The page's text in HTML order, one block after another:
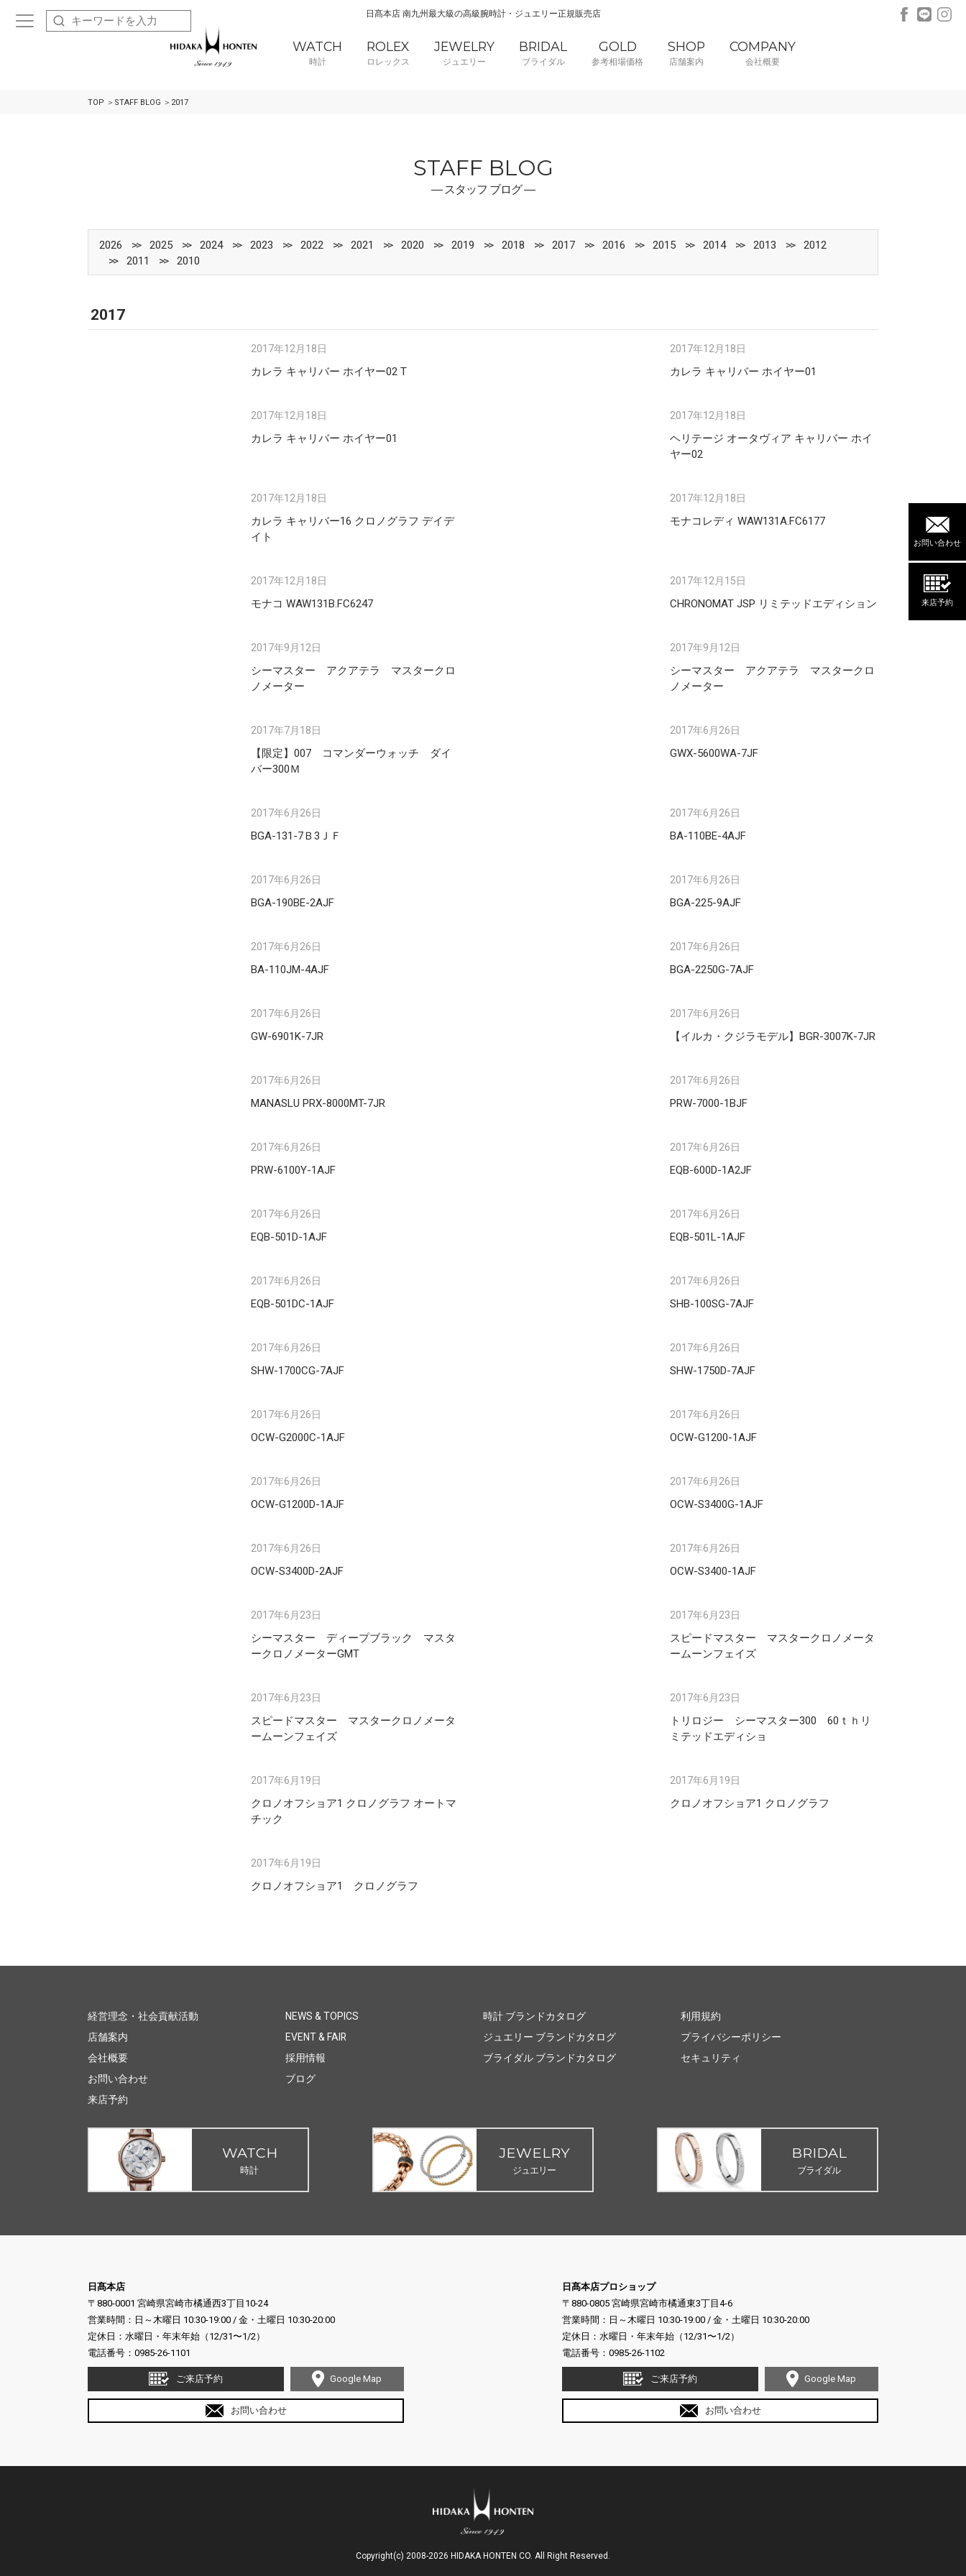
日髙本店 南九州最大級の高級腕時計・ジュエリー正規販売店
WATCH
時計
ROLEX
ロレックス
JEWELRY
ジュエリー
BRIDAL
ブライダル
GOLD
参考相場価格
SHOP
店舗案内
COMPANY
会社概要
お問い合わせ
来店予約
TOP STAFF BLOG 2017
STAFF BLOG
― スタッフ ブログ ―
2026 2025 2024 2023 2022 2021 2020 2019 2018 2017 2016 2015 2014 2013
2012
2011
2010
2017
2017年12月18日
カレラ キャリバー ホイヤー02 T
2017年12月18日
カレラ キャリバー ホイヤー01
2017年12月18日
カレラ キャリバー ホイヤー01
2017年12月18日
ヘリテージ オータヴィア キャリバー ホイ
ヤー02
2017年12月18日
カレラ キャリバー16 クロノグラフ デイデ
イト
2017年12月18日
モナコレディ WAW131A.FC6177
2017年12月18日
モナコ WAW131B.FC6247
2017年12月15日
CHRONOMAT JSP リミテッドエディション
2017年9月12日
シーマスター アクアテラ マスタークロ
ノメーター
2017年9月12日
シーマスター アクアテラ マスタークロ
ノメーター
2017年7月18日
【限定】007 コマンダーウォッチ ダイ
バー300Ｍ
2017年6月26日
GWX-5600WA-7JF
2017年6月26日
BGA-131-7Ｂ3ＪＦ
2017年6月26日
BA-110BE-4AJF
2017年6月26日
BGA-190BE-2AJF
2017年6月26日
BGA-225-9AJF
2017年6月26日
BA-110JM-4AJF
2017年6月26日
BGA-2250G-7AJF
2017年6月26日
GW-6901K-7JR
2017年6月26日
【イルカ・クジラモデル】BGR-3007K-7JR
2017年6月26日
MANASLU PRX-8000MT-7JR
2017年6月26日
PRW-7000-1BJF
2017年6月26日
PRW-6100Y-1AJF
2017年6月26日
EQB-600D-1A2JF
2017年6月26日
EQB-501D-1AJF
2017年6月26日
EQB-501L-1AJF
2017年6月26日
EQB-501DC-1AJF
2017年6月26日
SHB-100SG-7AJF
2017年6月26日
SHW-1700CG-7AJF
2017年6月26日
SHW-1750D-7AJF
2017年6月26日
OCW-G2000C-1AJF
2017年6月26日
OCW-G1200-1AJF
2017年6月26日
OCW-G1200D-1AJF
2017年6月26日
OCW-S3400G-1AJF
2017年6月26日
OCW-S3400D-2AJF
2017年6月26日
OCW-S3400-1AJF
2017年6月23日
シーマスター ディープブラック マスタ
ークロノメーターGMT
2017年6月23日
スピードマスター マスタークロノメータ
ームーンフェイズ
2017年6月23日
スピードマスター マスタークロノメータ
ームーンフェイズ
2017年6月23日
トリロジー シーマスター300 60ｔｈリ
ミテッドエディショ
2017年6月19日
クロノオフショア1 クロノグラフ オートマ
チック
2017年6月19日
クロノオフショア1 クロノグラフ
2017年6月19日
クロノオフショア1 クロノグラフ
経営理念・社会貢献活動
店舗案内
会社概要
お問い合わせ
来店予約
NEWS & TOPICS
EVENT & FAIR
採用情報
ブログ
時計 ブランドカタログ
ジュエリー ブランドカタログ
ブライダル ブランドカタログ
利用規約
プライバシーポリシー
セキュリティ
WATCH
時計
JEWELRY
ジュエリー
BRIDAL
ブライダル
日髙本店
〒880-0001 宮崎県宮崎市橘通西3丁目10-24
営業時間：日～木曜日 10:30-19:00 / 金・土曜日 10:30-20:00
定休日：水曜日・年末年始（12/31〜1/2）
電話番号： 0985-26-1101
ご来店予約 Google Map
お問い合わせ
日髙本店プロショップ
〒880-0805 宮崎県宮崎市橘通東3丁目4-6
営業時間：日～木曜日 10:30-19:00 / 金・土曜日 10:30-20:00
定休日：水曜日・年末年始（12/31〜1/2）
電話番号： 0985-26-1102
ご来店予約 Google Map
お問い合わせ
Copyright(c) 2008-2026 HIDAKA HONTEN CO. All Right Reserved.